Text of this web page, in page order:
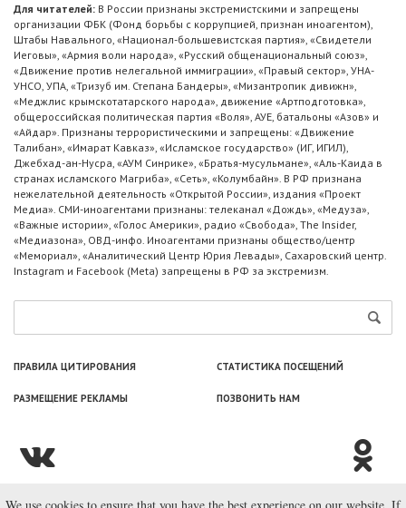
Для читателей: В России признаны экстремистскими и запрещены
организации ФБК (Фонд борьбы с коррупцией, признан иноагентом),
Штабы Навального, «Национал-большевистская партия», «Свидетели
Иеговы», «Армия воли народа», «Русский общенациональный союз»,
«Движение против нелегальной иммиграции», «Правый сектор», УНА-
УНСО, УПА, «Тризуб им. Степана Бандеры», «Мизантропик дивижн»,
«Меджлис крымскотатарского народа», движение «Артподготовка»,
общероссийская политическая партия «Воля», АУЕ, батальоны «Азов» и
«Айдар». Признаны террористическими и запрещены: «Движение
Талибан», «Имарат Кавказ», «Исламское государство» (ИГ, ИГИЛ),
Джебхад-ан-Нусра, «АУМ Синрике», «Братья-мусульмане», «Аль-Каида в
странах исламского Магриба», «Сеть», «Колумбайн». В РФ признана
нежелательной деятельность «Открытой России», издания «Проект
Медиа». СМИ-иноагентами признаны: телеканал «Дождь», «Медуза»,
«Важные истории», «Голос Америки», радио «Свобода», The Insider,
«Медиазона», ОВД-инфо. Иноагентами признаны общество/центр
«Мемориал», «Аналитический Центр Юрия Левады», Сахаровский центр.
Instagram и Facebook (Metа) запрещены в РФ за экстремизм.
ПРАВИЛА ЦИТИРОВАНИЯ СТАТИСТИКА ПОСЕЩЕНИЙ
РАЗМЕЩЕНИЕ РЕКЛАМЫ ПОЗВОНИТЬ НАМ
© ООО «Лаборатория Новоcтей», 2003—2026.